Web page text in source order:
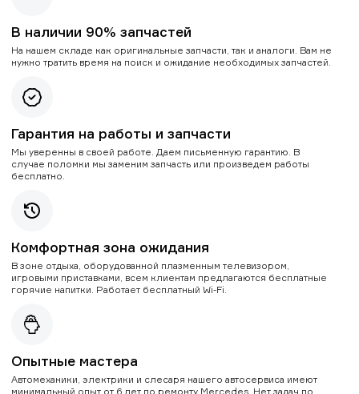
В наличии 90% запчастей
На нашем складе как оригинальные запчасти, так и аналоги. Вам не
нужно тратить время на поиск и ожидание необходимых запчастей.
Гарантия на работы и запчасти
Мы уверенны в своей работе. Даем письменную гарантию. В
случае поломки мы заменим запчасть или произведем работы
бесплатно.
Комфортная зона ожидания
В зоне отдыха, оборудованной плазменным телевизором,
игровыми приставками, всем клиентам предлагаются бесплатные
горячие напитки. Работает бесплатный Wi-Fi.
Опытные мастера
Автомеханики, электрики и слесаря нашего автосервиса имеют
минимальный опыт от 6 лет по ремонту Mercedes. Нет задач по